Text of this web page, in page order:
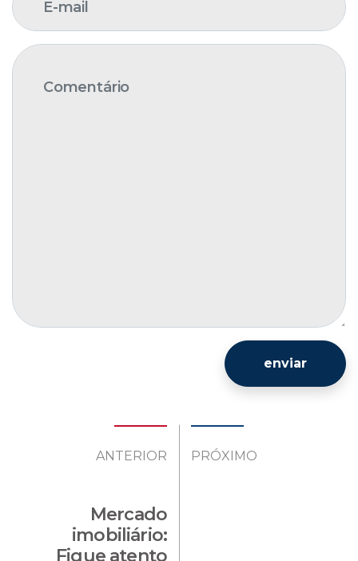
enviar
ANTERIOR
Mercado
imobiliário:
Fique atento
PRÓXIMO